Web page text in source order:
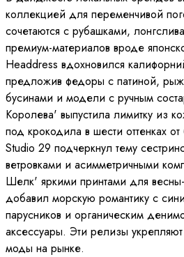
коллекцией для переменчивой
сочетаются с рубашками,
премиум-материалов вроде
Headdress вдохновился
предложив федоры с патиной,
бусинами и модели с ручным
Королева' выпустила лимитку из
под крокодила в шести оттенках
Studio 29 подчеркнул тему
ветровками и асимметричными
Шелк' яркими принтами для
добавил морскую романтику с
парусников и органическим
аксессуары. Эти релизы
моды на рынке.